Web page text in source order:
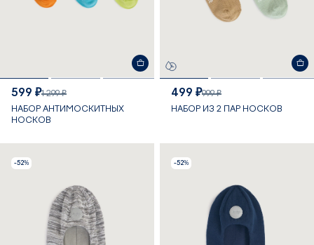
599 ₽1 299 ₽
НАБОР АНТИМОСКИТНЫХ
НОСКОВ
499 ₽999 ₽
НАБОР ИЗ 2 ПАР НОСКОВ
-52% -52%